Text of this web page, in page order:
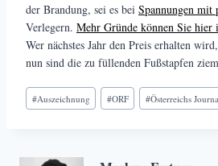
der Brandung, sei es bei Spannungen mit
Verlegern. Mehr Gründe können Sie
Wer nächstes Jahr den Preis erhalten
nun sind die zu füllenden Fußstapfen
Schlagworte:
#Auszeichnung #ORF #Österreichs